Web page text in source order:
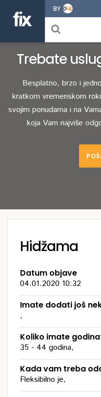
BY
Trebate
Besplatno, brzo i
kratkom vremenskom
svojim ponudama i na
koja Vam najviše
Hidžama
Datum objave
04.01.2020 10:32
Imate dodati još
,
Koliko imate
35 - 44 godina,
Kada vam treba
Fleksibilno je,